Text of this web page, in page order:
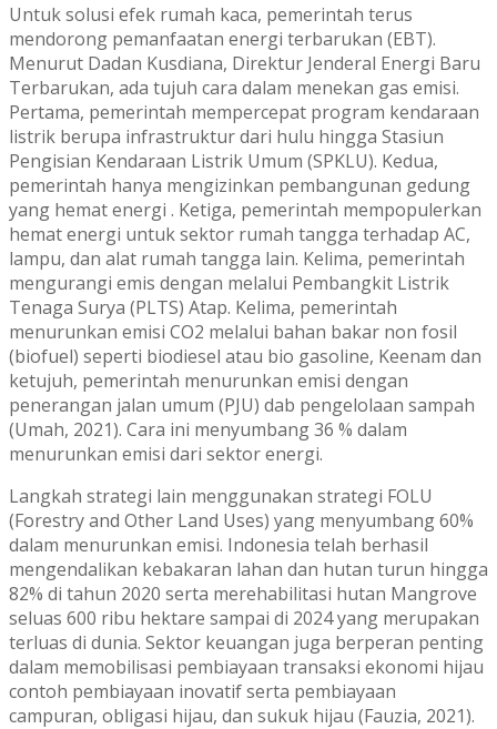
Untuk solusi efek rumah kaca, pemerintah terus
mendorong pemanfaatan energi terbarukan (EBT).
Menurut Dadan Kusdiana, Direktur Jenderal Energi Baru
Terbarukan, ada tujuh cara dalam menekan gas emisi.
Pertama, pemerintah mempercepat program kendaraan
listrik berupa infrastruktur dari hulu hingga Stasiun
Pengisian Kendaraan Listrik Umum (SPKLU). Kedua,
pemerintah hanya mengizinkan pembangunan gedung
yang hemat energi . Ketiga, pemerintah mempopulerkan
hemat energi untuk sektor rumah tangga terhadap AC,
lampu, dan alat rumah tangga lain. Kelima, pemerintah
mengurangi emis dengan melalui Pembangkit Listrik
Tenaga Surya (PLTS) Atap. Kelima, pemerintah
menurunkan emisi CO2 melalui bahan bakar non fosil
(biofuel) seperti biodiesel atau bio gasoline, Keenam dan
ketujuh, pemerintah menurunkan emisi dengan
penerangan jalan umum (PJU) dab pengelolaan sampah
(Umah, 2021). Cara ini menyumbang 36 % dalam
menurunkan emisi dari sektor energi.
Langkah strategi lain menggunakan strategi FOLU
(Forestry and Other Land Uses) yang menyumbang 60%
dalam menurunkan emisi. Indonesia telah berhasil
mengendalikan kebakaran lahan dan hutan turun hingga
82% di tahun 2020 serta merehabilitasi hutan Mangrove
seluas 600 ribu hektare sampai di 2024 yang merupakan
terluas di dunia. Sektor keuangan juga berperan penting
dalam memobilisasi pembiayaan transaksi ekonomi hijau
contoh pembiayaan inovatif serta pembiayaan
campuran, obligasi hijau, dan sukuk hijau (Fauzia, 2021).